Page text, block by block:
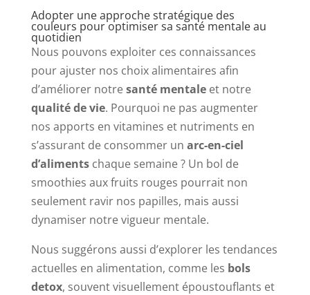
Adopter une approche stratégique des
couleurs pour optimiser sa santé mentale au
quotidien
Nous pouvons exploiter ces connaissances
pour ajuster nos choix alimentaires afin
d’améliorer notresanté mentaleet notre
qualité de vie. Pourquoi ne pas augmenter
nos apports en vitamines et nutriments en
s’assurant de consommer un arc-en-ciel
d’alimentschaque semaine ? Un bol de
smoothies aux fruits rouges pourrait non
seulement ravir nos papilles, mais aussi
dynamiser notre vigueur mentale.
Nous suggérons aussi d’explorer les tendances
actuelles en alimentation, comme les bols
detox, souvent visuellement époustouflants et